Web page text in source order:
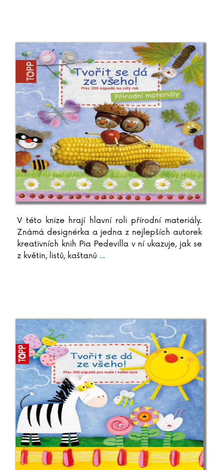
Andrea Elsnerová
Scilla Elworthy
Rudolf Farkas
John Farndon
Elena Ferrante
Marieke Ferrari
Lion Feuchtwanger
Richard Phillips Feynman
Michael Fitzgerald
John Flanagan
Gustave Flaubert
Martina Floßdorf
Miloš Forman
Ladislav Frej
Sebestian Frenzel
Vasil Fridrich
Ivana Führmann Vízdalová
Kristina Gehrmann
Aňa Geislerová
Maike Geller
Petr Gelnar
Clive Gifford
Wojciech Gil
Elizabeth Gilbertová
Eliyahu M. Goldratt
Aleksandra Gołębiewska
Ernst Hans Gombrich
Maja Graniszewsková
Rachel Greenlaw
V této knize hrají hlavní roli přírodní materiály.
Známá designérka a jedna z nejlepších autorek
kreativních knih Pia Pedevilla v ní ukazuje, jak se
z květin, listů, kaštanů ...